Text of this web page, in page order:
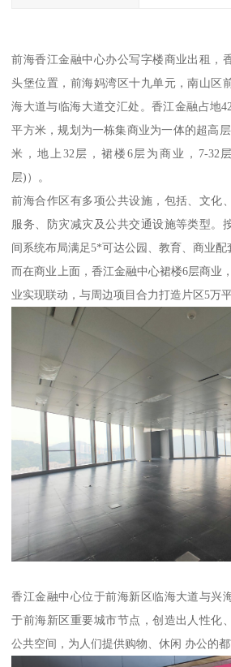
前海香江金融中心办公写字楼商业出租，
头堡位置，前海妈湾区十九单元，南山区
海大道与临海大道交汇处。香江金融占地
平方米，规划为一栋集商业为一体的超高
米，地上32层，裙楼6层为商业，7-32
层)）。
前海合作区有多项公共设施，包括、文化
服务、防灾减灾及公共交通设施等类型。
间系统布局满足5*可达公园、教育、商业配
而在商业上面，香江金融中心裙楼6层商业
业实现联动，与周边项目合力打造片区5万
香江金融中心位于前海新区临海大道与兴
于前海新区重要城市节点，创造出人性化
公共空间，为人们提供购物、休闲 办公的都